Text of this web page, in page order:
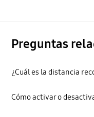
Preguntas
¿Cuál es la distancia
Cómo activar o